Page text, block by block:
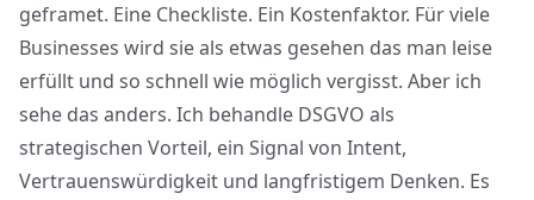
geframet. Eine Checkliste. Ein Kostenfaktor. Für viele
Businesses wird sie als etwas gesehen das man leise
erfüllt und so schnell wie möglich vergisst. Aber ich
sehe das anders. Ich behandle DSGVO als
strategischen Vorteil, ein Signal von Intent,
Vertrauenswürdigkeit und langfristigem Denken. Es